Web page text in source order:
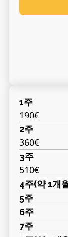
1주
190€
2주
360€
3주
510€
4주(약 1개
5주
6주
7주